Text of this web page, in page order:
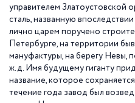
управителем Златоустовской
сталь, названную
лично царем поручено
Петербурге, на территории
мануфактуры, на берегу Невы,
ж.д. Имя будущему гиганту
название, которое
течение года завод был